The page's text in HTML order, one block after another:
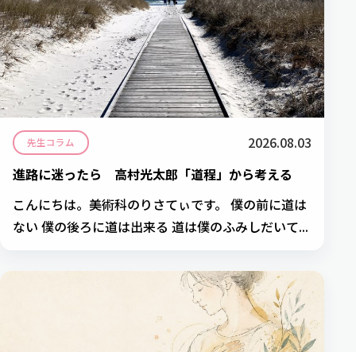
先生コラム
2026.08.03
進路に迷ったら 高村光太郎「道程」から考える
こんにちは。美術科のりさてぃです。 僕の前に道は
ない 僕の後ろに道は出来る 道は僕のふみしだいて...